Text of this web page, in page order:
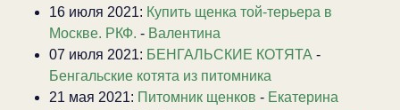
16 июля 2021: Купить щенка той-терьера в
Москве. РКФ. - Валентина
07 июля 2021: БЕНГАЛЬСКИЕ КОТЯТА -
Бенгальские котята из питомника
21 мая 2021: Питомник щенков - Екатерина